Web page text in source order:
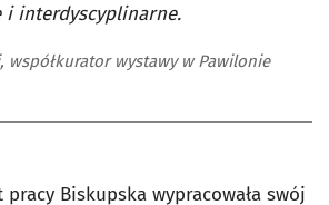
interdyscyplinarne.
współkurator wystawy w Pawilonie
Biskupska wypracowała swój